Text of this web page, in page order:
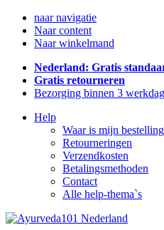
naar navigatie
Naar content
Naar winkelmand
Nederland: Gratis
Gratis retourneren
Bezorging binnen 3
Help
Waar is mijn
Retourneringen
Verzendkosten
Betalingsmethoden
Contact
Alle help-thema`s